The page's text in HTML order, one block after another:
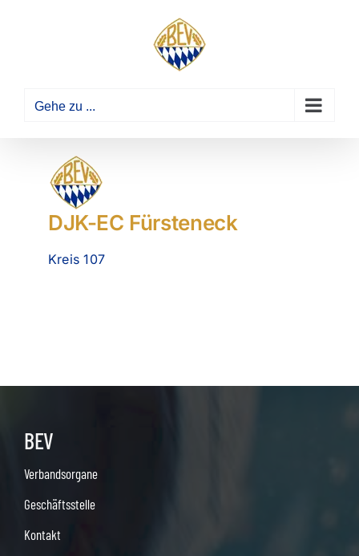
Gehe zu ...
DJK-EC Fürsteneck
Kreis 107
BEV
Verbandsorgane
Geschäftsstelle
Kontakt